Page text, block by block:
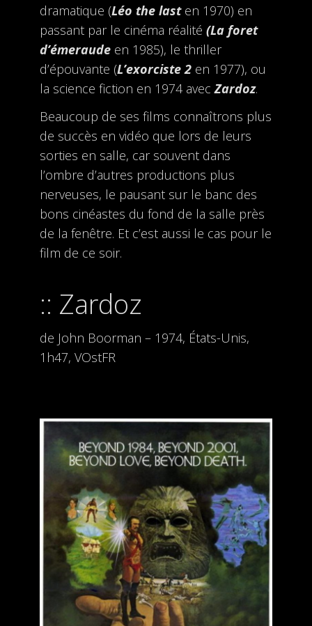
dramatique (Léo the lasten 1970) en
passant par le cinéma réalité (La foret
d’émeraudeen 1985), le thriller
d’épouvante (L’exorciste 2en 1977), ou
la science fiction en 1974 avecZardoz.
Beaucoup de ses films connaîtrons plus
de succès en vidéo que lors de leurs
sorties en salle, car souvent dans
l’ombre d’autres productions plus
nerveuses, le pausant sur le banc des
bons cinéastes du fond de la salle près
de la fenêtre. Et c’est aussi le cas pour le
film de ce soir.
Zardoz
de John Boorman – 1974, États-Unis,
1h47, VOstFR